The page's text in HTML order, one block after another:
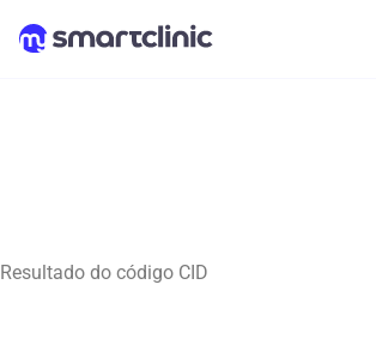
Resultado do código CID